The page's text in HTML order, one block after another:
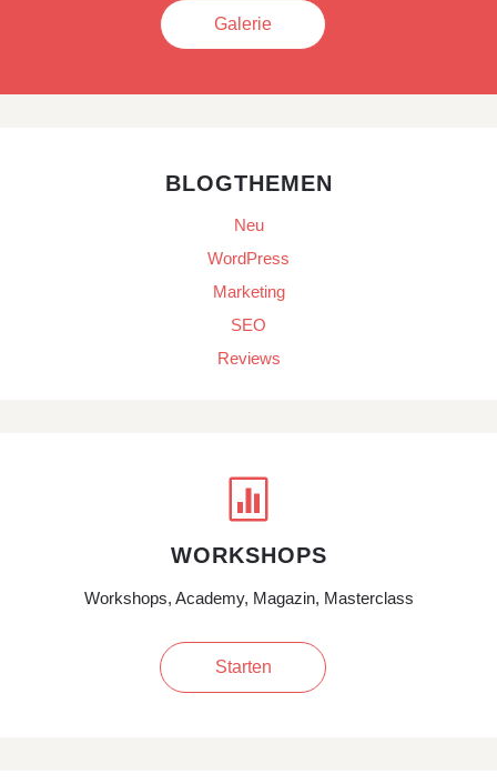
Galerie
BLOGTHEMEN
Neu
WordPress
Marketing
SEO
Reviews

WORKSHOPS
Workshops, Academy, Magazin, Masterclass
Starten